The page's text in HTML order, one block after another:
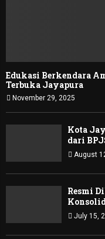
Edukasi Berkendara
Terbuka Jayapura
November 29, 2025
Kota
dari
August
Resmi
July 15,